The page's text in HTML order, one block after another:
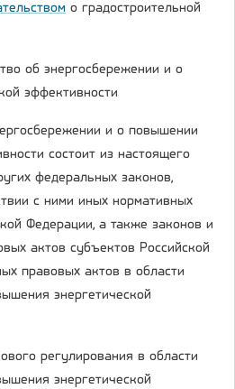
о градостроительной
об энергосбережении и о
эффективности
и о повышении
состоит из настоящего
федеральных законов,
с ними иных нормативных
Федерации, а также законов и
актов субъектов Российской
правовых актов в области
энергетической
регулирования в области
энергетической